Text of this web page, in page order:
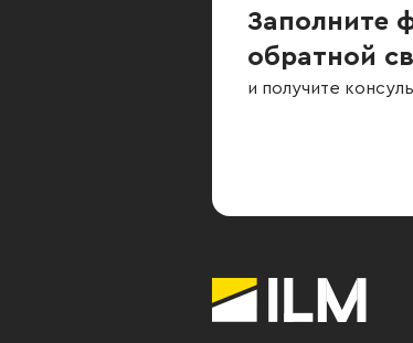
Заполните
обратной
и получите